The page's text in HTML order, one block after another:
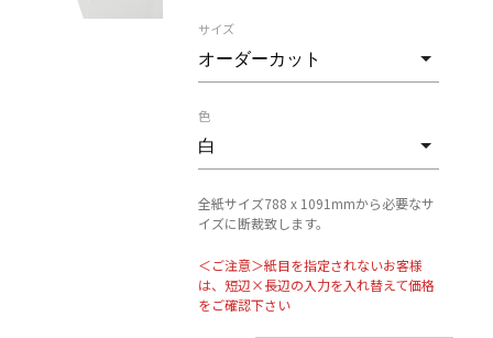
サイズ
色
全紙サイズ788 x 1091mmから必要なサ
イズに断裁致します。
＜ご注意＞紙目を指定されないお客様
は、短辺×長辺の入力を入れ替えて価格
をご確認下さい